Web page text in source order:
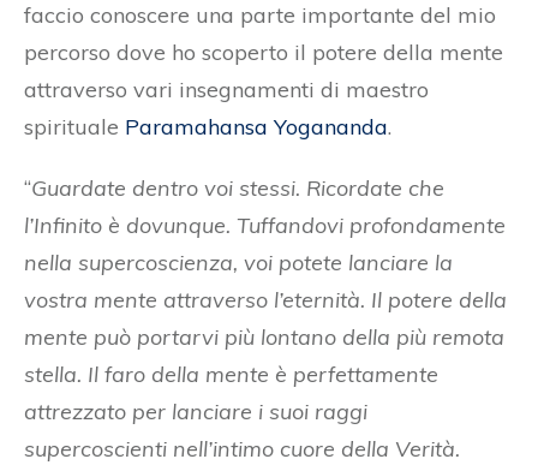
faccio conoscere una parte importante del mio
percorso dove ho scoperto il potere della mente
attraverso vari insegnamenti di maestro
spirituale Paramahansa Yogananda.
“Guardate dentro voi stessi. Ricordate che
l’Infinito è dovunque. Tuffandovi profondamente
nella supercoscienza, voi potete lanciare la
vostra mente attraverso l’eternità. Il potere della
mente può portarvi più lontano della più remota
stella. Il faro della mente è perfettamente
attrezzato per lanciare i suoi raggi
supercoscienti nell’intimo cuore della Verità.